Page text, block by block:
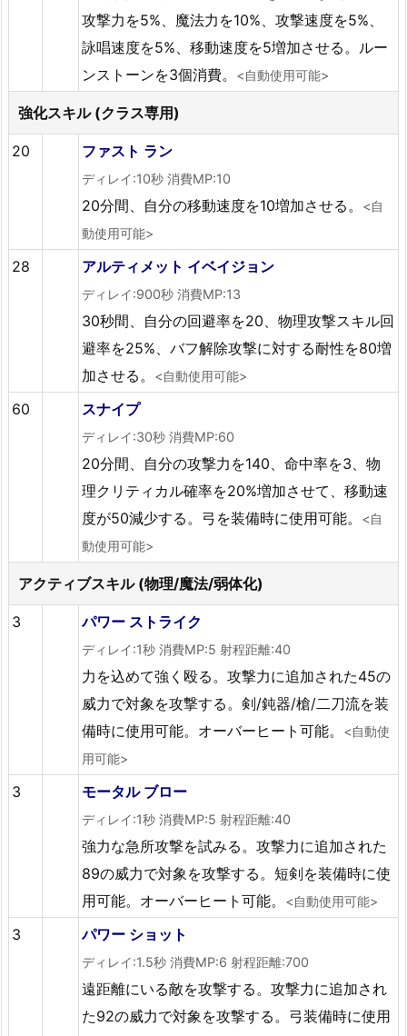
攻撃力を5%、魔法力を10%、攻撃速度を5%、
詠唱速度を5%、移動速度を5増加させる。ルー
ンストーンを3個消費。
<自動使用可能>
強化スキル (クラス専用)
20 ファスト ラン
ディレイ:10秒 消費MP:10
20分間、自分の移動速度を10増加させる。
<自
動使用可能>
28 アルティメット イベイジョン
ディレイ:900秒 消費MP:13
30秒間、自分の回避率を20、物理攻撃スキル回
避率を25%、バフ解除攻撃に対する耐性を80増
加させる。
<自動使用可能>
60 スナイプ
ディレイ:30秒 消費MP:60
20分間、自分の攻撃力を140、命中率を3、物
理クリティカル確率を20%増加させて、移動速
度が50減少する。弓を装備時に使用可能。
<自
動使用可能>
アクティブスキル (物理/魔法/弱体化)
3 パワー ストライク
ディレイ:1秒 消費MP:5 射程距離:40
力を込めて強く殴る。攻撃力に追加された45の
威力で対象を攻撃する。剣/鈍器/槍/二刀流を装
備時に使用可能。オーバーヒート可能。
<自動使
用可能>
3 モータル ブロー
ディレイ:1秒 消費MP:5 射程距離:40
強力な急所攻撃を試みる。攻撃力に追加された
89の威力で対象を攻撃する。短剣を装備時に使
用可能。オーバーヒート可能。
<自動使用可能>
3 パワー ショット
ディレイ:1.5秒 消費MP:6 射程距離:700
遠距離にいる敵を攻撃する。攻撃力に追加され
た92の威力で対象を攻撃する。弓装備時に使用